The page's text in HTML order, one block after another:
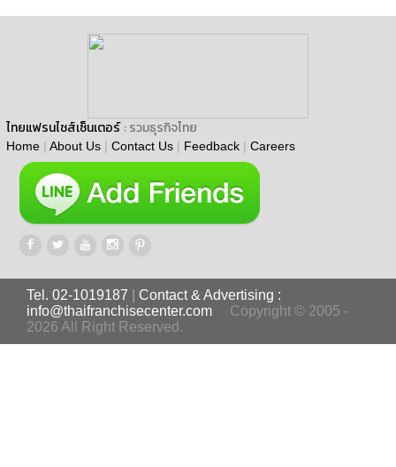
ไทยแฟรนไชส์เซ็นเตอร์ : รวมธุรกิจไทย
Home | About Us | Contact Us | Feedback | Careers
Tel. 02-1019187
Contact & Advertising :
info@thaifranchisecenter.com
Copyright © 2005 -
2026 All Right Reserved.